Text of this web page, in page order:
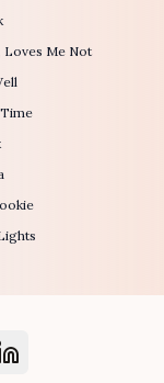
Loves Me Not